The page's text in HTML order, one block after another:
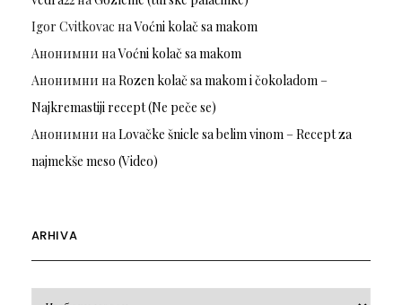
Igor Cvitkovac наVoćni kolač sa makom
Анонимни наVoćni kolač sa makom
Анонимни наRozen kolač sa makom i čokoladom –
Najkremastiji recept (Ne peče se)
Анонимни наLovačke šnicle sa belim vinom – Recept za
najmekše meso (Video)
ARHIVA